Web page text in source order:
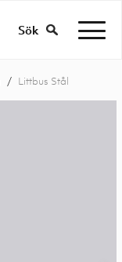
Sök
Littbus Stål